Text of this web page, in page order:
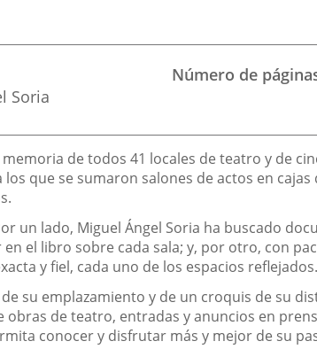
Soria
Número de
de todos 41 locales de teatro y de
que se sumaron salones de actos en
un lado, Miguel Ángel Soria ha buscado
el libro sobre cada sala; y, por otro, con
y fiel, cada uno de los espacios reflejados.
su emplazamiento y de un croquis de su
de teatro, entradas y anuncios en
conocer y disfrutar más y mejor de su